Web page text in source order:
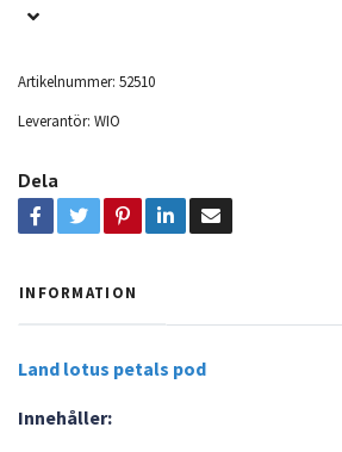
Artikelnummer: 52510
Leverantör: WIO
Dela
INFORMATION
Land lotus petals pod
Innehåller: